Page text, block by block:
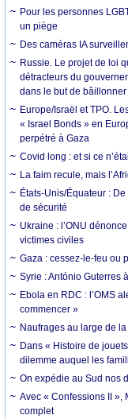
Pour les personnes
un piège
Des caméras IA
Russie. Le projet de loi
détracteurs du
dans le but de
Europe/Israël et TPO.
« Israel Bonds » en
perpétré à Gaza
Covid long : et si ce
La faim recule, mais
États-Unis/Équateur :
de sécurité
Ukraine : l’ONU
victimes civiles
Gaza : cessez-le-feu ou
Syrie : António Guterres
Ebola en RDC : l’OMS
commencer »
Naufrages au large de
Dans « Histoire de
dilemme auquel les
On expédie au Sud nos
Avec « Confessions II »,
complet